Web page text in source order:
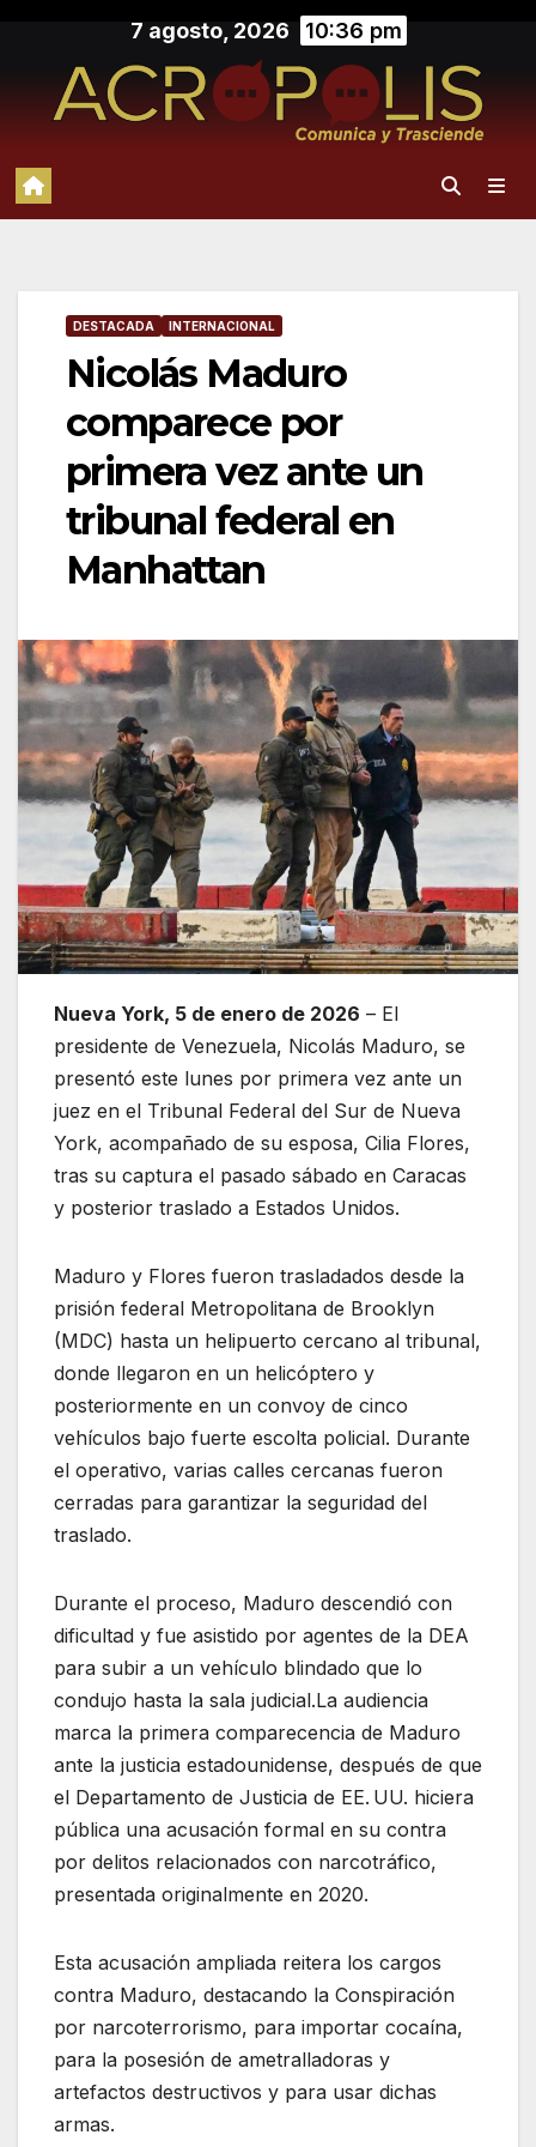
contenido
7 agosto, 2026 10:36 pm
DESTACADA INTERNACIONAL
Nicolás Maduro
comparece por
primera vez ante un
tribunal federal en
Manhattan
Nueva York, 5 de enero de 2026 – El
presidente de Venezuela, Nicolás Maduro, se
presentó este lunes por primera vez ante un
juez en el Tribunal Federal del Sur de Nueva
York, acompañado de su esposa, Cilia Flores,
tras su captura el pasado sábado en Caracas
y posterior traslado a Estados Unidos.
Maduro y Flores fueron trasladados desde la
prisión federal Metropolitana de Brooklyn
(MDC) hasta un helipuerto cercano al tribunal,
donde llegaron en un helicóptero y
posteriormente en un convoy de cinco
vehículos bajo fuerte escolta policial. Durante
el operativo, varias calles cercanas fueron
cerradas para garantizar la seguridad del
traslado.
Durante el proceso, Maduro descendió con
dificultad y fue asistido por agentes de la DEA
para subir a un vehículo blindado que lo
condujo hasta la sala judicial.La audiencia
marca la primera comparecencia de Maduro
ante la justicia estadounidense, después de que
el Departamento de Justicia de EE. UU. hiciera
pública una acusación formal en su contra
por delitos relacionados con narcotráfico,
presentada originalmente en 2020.
Esta acusación ampliada reitera los cargos
contra Maduro, destacando la Conspiración
por narcoterrorismo, para importar cocaína,
para la posesión de ametralladoras y
artefactos destructivos y para usar dichas
armas.